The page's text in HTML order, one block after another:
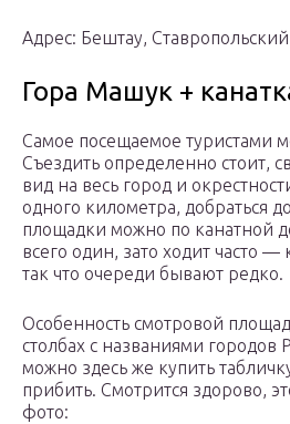
Адрес: Бештау,
Гора Машук +
Самое посещаемое туристами
Съездить определенно стоит,
вид на весь город и
одного километра, добраться
площадки можно по канатной
всего один, зато ходит часто
так что очереди бывают редко.
Особенность смотровой
столбах с названиями
можно здесь же купить
прибить. Смотрится здорово,
фото: